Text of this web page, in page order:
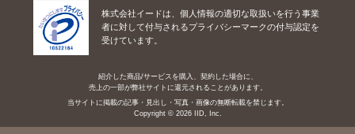
株式会社イードは、個人情報の適切な取扱いを行う事業
者に対して付与されるプライバシーマークの付与認定を
受けています。
紹介した商品/サービスを購入、契約した場合に、
売上の一部が弊社サイトに還元されることがあります。
当サイトに掲載の記事・見出し・写真・画像の無断転載を禁じます。
Copyright © 2026 IID, Inc.